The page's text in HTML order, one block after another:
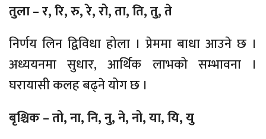
तुला – र, रि, रु, रे, रो, ता, ति, तु, ते
निर्णय लिन द्विविधा होला । प्रेममा बाधा आउने छ ।
अध्ययनमा सुधार, आर्थिक लाभको सम्भावना ।
घरायासी कलह बढ्ने योग छ ।
बृश्चिक – तो, ना, नि, नु, ने, नो, या, यि, यु